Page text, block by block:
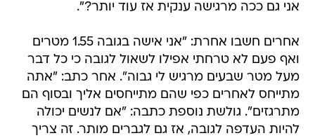
אני גם ככה מרגישה ענקית אז עוד יותר?".
אחרים חשבו אחרת: "אני אישה בגובה 1.55 מטרים
ואף פעם לא טרחתי אפילו לשאול לגובה כי כל דבר
מעל מטר שבעים מרגיש לי גבוה". אחר כתב: "אתה
מתייחס לאחרים כפי שהם מתייחסים אליך ובסוף הם
מתרגזים". גולשת נוספת כתבה: "אם לנשים יכולה
להיות העדפה לגובה, אז גם לגברים מותר. זה צריך